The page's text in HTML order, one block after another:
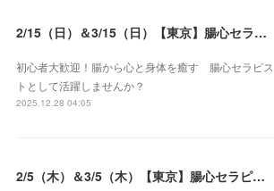
2/15（日）＆3/15（日）【東京】腸心セラピスト養成コース《２日間コース》開講決定
初心者大歓迎！腸から心と身体を癒す 腸心セラピス
トとして活躍しませんか？
2025.12.28 04:05
2/5（木）＆3/5（木）【東京】腸心セラピスト養成コース《２日間コース》開講決定